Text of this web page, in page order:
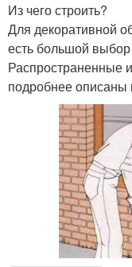
Из чего строить?
Для декоративной
есть большой
Распространенные
подробнее описаны